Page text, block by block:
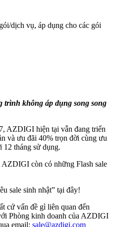
dịch vụ, áp dụng cho các gói
không áp dụng song song
AZDIGI hiện tại vẫn đang triển
và ưu đãi 40% trọn đời cùng ưu
12 tháng sử dụng.
còn có những Flash sale
sale sinh nhật” tại đây!
cứ vấn đề gì liên quan đến
Phòng kinh doanh của AZDIGI
email: sale@azdigi.com